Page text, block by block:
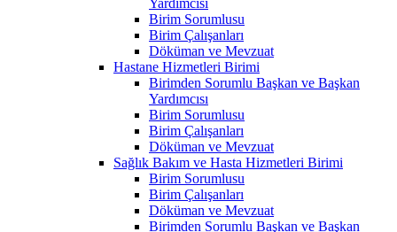
Birim Sorumlusu
Birim Çalışanları
Döküman ve Mevzuat
Hastane Hizmetleri Birimi
Birimden Sorumlu Başkan ve Başkan
Yardımcısı
Birim Sorumlusu
Birim Çalışanları
Döküman ve Mevzuat
Sağlık Bakım ve Hasta Hizmetleri Birimi
Birim Sorumlusu
Birim Çalışanları
Döküman ve Mevzuat
Birimden Sorumlu Başkan ve Başkan